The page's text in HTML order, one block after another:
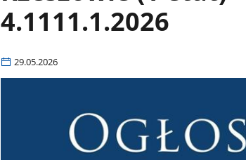
4.1111.1.2026
29.05.2026